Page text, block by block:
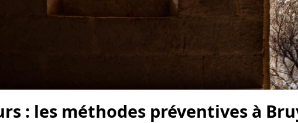
: les méthodes préventives à